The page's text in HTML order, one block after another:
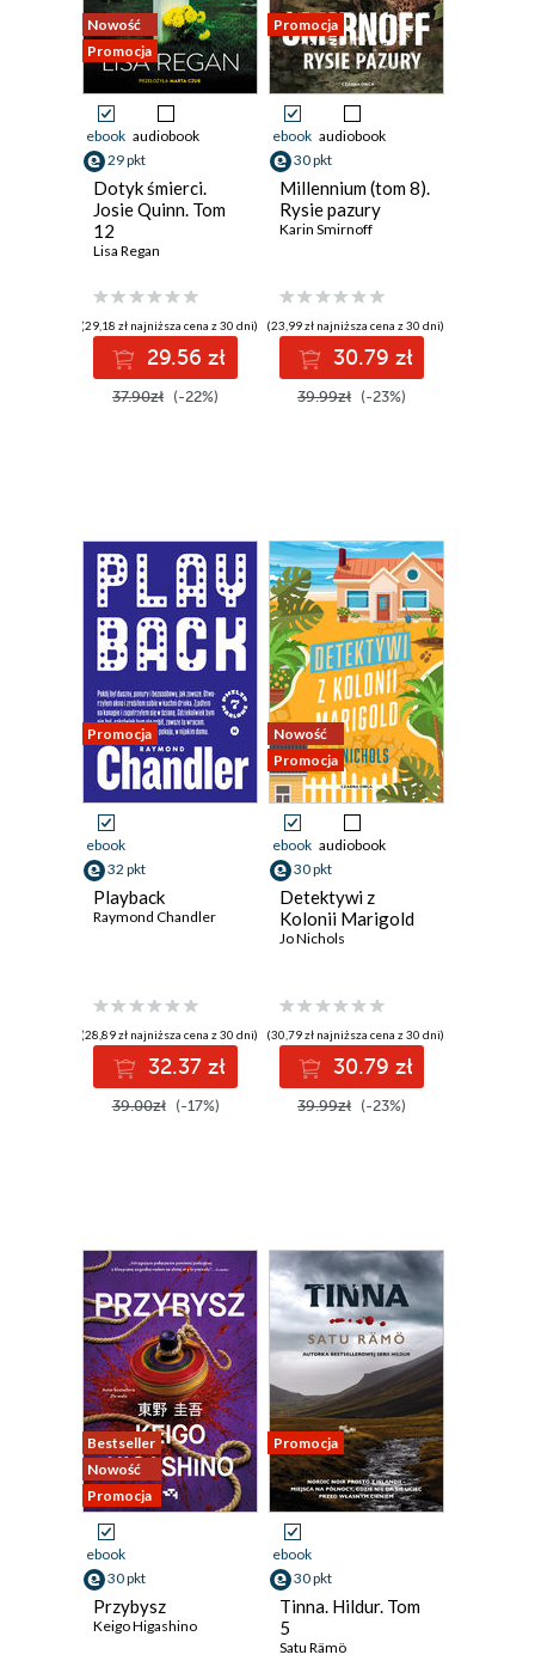
Nowość
Promocja
ebook audiobook
29 pkt
Dotyk śmierci.
Josie Quinn. Tom
12
Lisa Regan
(29,18 zł najniższa cena z 30 dni)
29.56 zł
37.90zł (-22%)
Promocja
ebook audiobook
30 pkt
Millennium (tom 8).
Rysie pazury
Karin Smirnoff
(23,99 zł najniższa cena z 30 dni)
30.79 zł
39.99zł (-23%)
Promocja
ebook
32 pkt
Playback
Raymond Chandler
(28,89 zł najniższa cena z 30 dni)
32.37 zł
39.00zł (-17%)
Nowość
Promocja
ebook audiobook
30 pkt
Detektywi z
Kolonii Marigold
Jo Nichols
(30,79 zł najniższa cena z 30 dni)
30.79 zł
39.99zł (-23%)
Bestseller
Nowość
Promocja
ebook
30 pkt
Przybysz
Keigo Higashino
Promocja
ebook
30 pkt
Tinna. Hildur. Tom
5
Satu Rämö